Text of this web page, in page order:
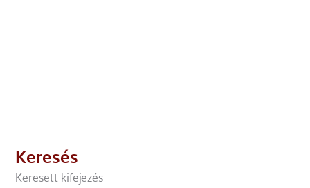
Keresés
Keresett kifejezés